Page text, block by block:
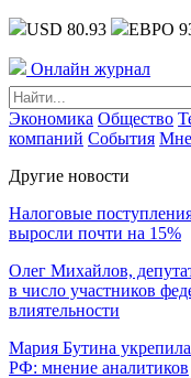
USD 80.93 ЕВРО
Онлайн журнал
Экономика Общество
компаний События
Другие новости
Налоговые
выросли почти на 15%
Олег Михайлов,
в число участников
влиятельности
Мария Бутина
РФ: мнение аналитиков